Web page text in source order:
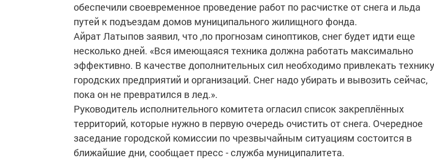
обеспечили своевременное проведение работ по расчистке от снега и льда
путей к подъездам домов муниципального жилищного фонда.
Айрат Латыпов заявил, что ,по прогнозам синоптиков, снег будет идти еще
несколько дней. «Вся имеющаяся техника должна работать максимально
эффективно. В качестве дополнительных сил необходимо привлекать технику
городских предприятий и организаций. Снег надо убирать и вывозить сейчас,
пока он не превратился в лед.».
Руководитель исполнительного комитета огласил список закреплённых
территорий, которые нужно в первую очередь очистить от снега. Очередное
заседание городской комиссии по чрезвычайным ситуациям состоится в
ближайшие дни, сообщает пресс - служба муниципалитета.